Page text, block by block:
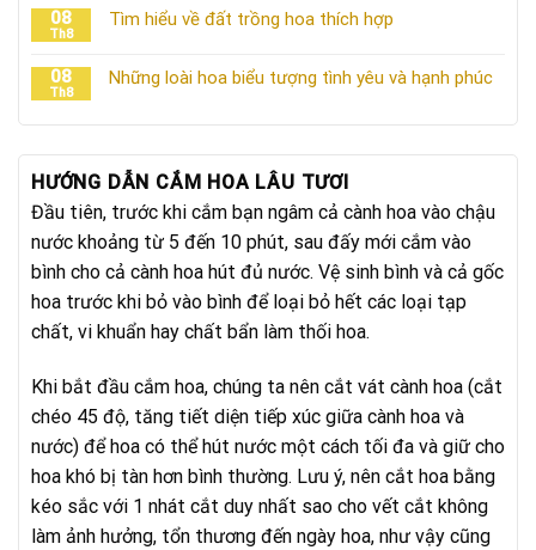
08
Th8
Tìm hiểu về đất trồng hoa thích hợp
08
Th8
Những loài hoa biểu tượng tình yêu và hạnh phúc
HƯỚNG DẪN CẮM HOA LÂU TƯƠI
Đầu tiên, trước khi cắm bạn ngâm cả cành hoa vào chậu
nước khoảng từ 5 đến 10 phút, sau đấy mới cắm vào
bình cho cả cành hoa hút đủ nước. Vệ sinh bình và cả gốc
hoa trước khi bỏ vào bình để loại bỏ hết các loại tạp
chất, vi khuẩn hay chất bẩn làm thối hoa.
Khi bắt đầu cắm hoa, chúng ta nên cắt vát cành hoa (cắt
chéo 45 độ, tăng tiết diện tiếp xúc giữa cành hoa và
nước) để hoa có thể hút nước một cách tối đa và giữ cho
hoa khó bị tàn hơn bình thường. Lưu ý, nên cắt hoa bằng
kéo sắc với 1 nhát cắt duy nhất sao cho vết cắt không
làm ảnh hưởng, tổn thương đến ngày hoa, như vậy cũng